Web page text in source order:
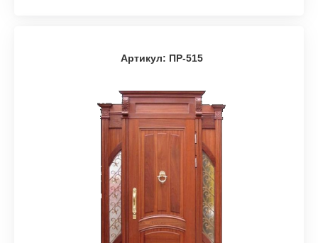
Артикул: ПР-515